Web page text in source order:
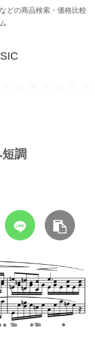
どの商品検索・価格比較
調